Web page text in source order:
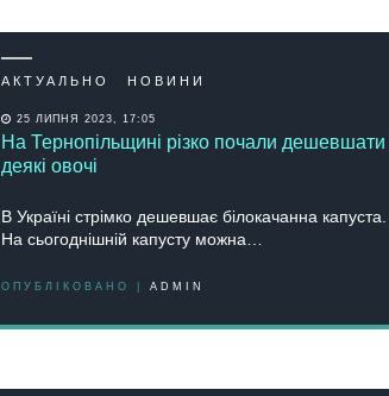
АКТУАЛЬНО НОВИНИ
25 ЛИПНЯ 2023, 17:05
На Тернопільщині різко почали дешевшати
деякі овочі
В Україні стрімко дешевшає білокачанна капуста.
На сьогоднішній капусту можна…
ОПУБЛІКОВАНО | ADMIN